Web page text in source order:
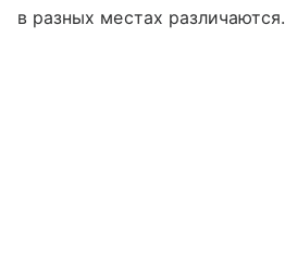
в разных местах различаются.